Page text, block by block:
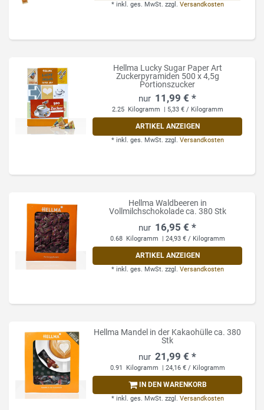
* inkl. ges. MwSt. zzgl. Versandkosten
Hellma Lucky Sugar Paper Art
Zuckerpyramiden 500 x 4,5g
Portionszucker
11,99 € *
2.25 Kilogramm | 5,33 € / Kilogramm
ARTIKEL ANZEIGEN
* inkl. ges. MwSt. zzgl. Versandkosten
Hellma Waldbeeren in
Vollmilchschokolade ca. 380 Stk
16,95 € *
0.68 Kilogramm | 24,93 € / Kilogramm
ARTIKEL ANZEIGEN
* inkl. ges. MwSt. zzgl. Versandkosten
Hellma Mandel in der Kakaohülle ca. 380
Stk
21,99 € *
0.91 Kilogramm | 24,16 € / Kilogramm
IN DEN WARENKORB
* inkl. ges. MwSt. zzgl. Versandkosten